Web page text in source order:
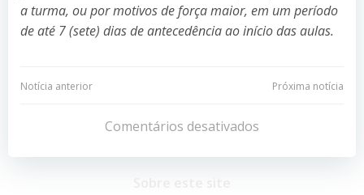
a turma, ou por motivos de força maior, em um período
de até 7 (sete) dias de antecedência ao início das aulas.
Navegação
Post
Notícia anterior
Navegação
de
Post
Próxima notícia
Comentários desativados